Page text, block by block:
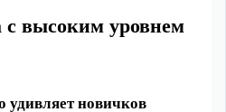
с высоким уровнем
новичков